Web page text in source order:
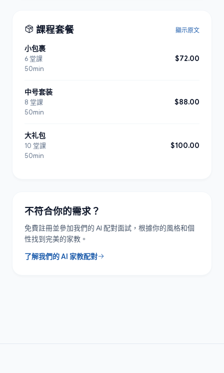
課程套餐 顯示原文
小包裹
6 堂課
50min
$72.00
中号套装
8 堂課
50min
$88.00
大礼包
10 堂課
50min
$100.00
不符合你的需求？
免費註冊並參加我們的 AI 配對面試，根據你的風格和個
性找到完美的家教。
了解我們的 AI 家教配對